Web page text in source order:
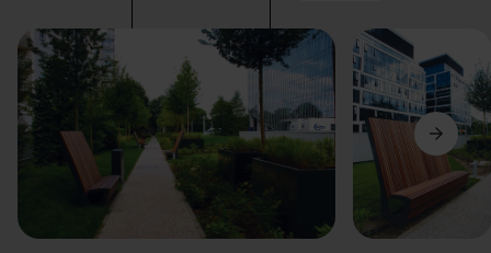
Poprzedni Dalej